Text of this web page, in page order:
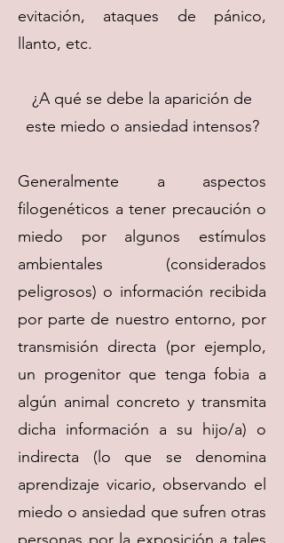
evitación, ataques de pánico,
llanto, etc.
¿A qué se debe la aparición de
este miedo o ansiedad intensos?
Generalmente a aspectos
filogenéticos a tener precaución o
miedo por algunos estímulos
ambientales (considerados
peligrosos) o información recibida
por parte de nuestro entorno, por
transmisión directa (por ejemplo,
un progenitor que tenga fobia a
algún animal concreto y transmita
dicha información a su hijo/a) o
indirecta (lo que se denomina
aprendizaje vicario, observando el
miedo o ansiedad que sufren otras